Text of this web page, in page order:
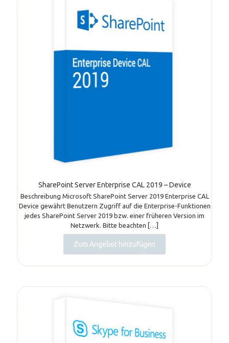
SharePoint Server Enterprise CAL 2019 – Device
Beschreibung Microsoft SharePoint Server 2019 Enterprise CAL
Device gewährt Benutzern Zugriff auf die Enterprise-Funktionen
jedes SharePoint Server 2019 bzw. einer früheren Version im
Netzwerk. Bitte beachten […]
Zum Angebot hinzufügen